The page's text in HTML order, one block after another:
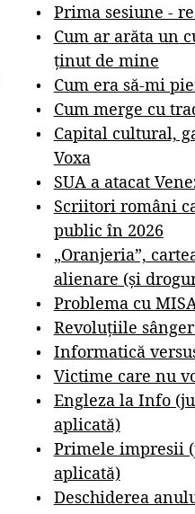
Prima sesiune -
Cum ar arăta un
ținut de mine
Cum era să-mi
Cum merge cu
Capital cultural,
Voxa
SUA a atacat
Scriitori români
public în 2026
„Oranjeria”,
alienare (și
Problema cu
Revoluțiile
Informatică
Victime care nu
Engleza la Info
aplicată)
Primele impresii
aplicată)
Deschiderea